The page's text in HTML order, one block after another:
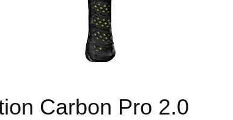
Carbon Pro 2.0